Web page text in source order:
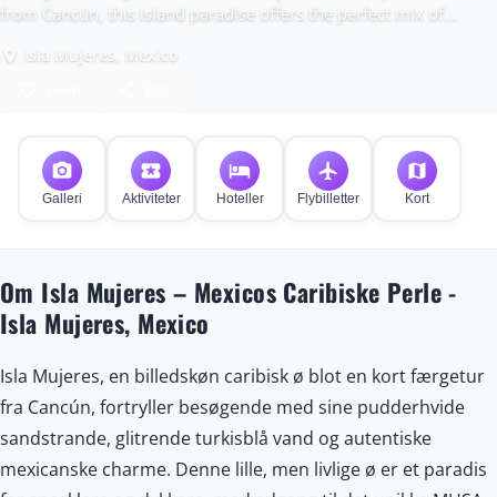
from Cancún, this island paradise offers the perfect mix of
place Isla Mujeres, Mexico
photo_camera
Galleri
local_activity
Aktiviteter
hotel
Hoteller
flight
Flybilletter
map
Kort
Om Isla Mujeres – Mexicos Caribiske Perle -
Isla Mujeres, Mexico
Isla Mujeres, en billedskøn caribisk ø blot en kort færgetur
fra Cancún, fortryller besøgende med sine pudderhvide
sandstrande, glitrende turkisblå vand og autentiske
mexicanske charme. Denne lille, men livlige ø er et paradis